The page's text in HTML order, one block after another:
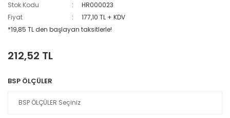
Stok Kodu
HR000023
Fiyat
177,10 TL + KDV
*19,85 TL den başlayan taksitlerle!
212,52 TL
BSP ÖLÇÜLER